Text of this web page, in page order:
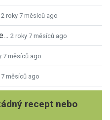
2 roky 7 měsíců ago
2 roky 7 měsíců ago
7 měsíců ago
7 měsíců ago
recept nebo